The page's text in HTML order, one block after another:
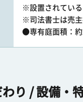
※設置されている
※司法書士は売主
●専有庭面積：約
り / 設備・